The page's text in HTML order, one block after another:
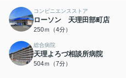
コンビニエンスストア
ローソン 天理田部町店
250ｍ（4分）
総合病院
天理よろづ相談所病院
504ｍ（7分）